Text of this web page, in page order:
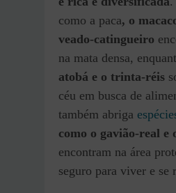
como a paca, o
veado-catingueiro
na mata densa,
atobá e o trinta-réis
céu em busca de
também abriga
como o gavião-real e
encontram na área
seguro para viver e se